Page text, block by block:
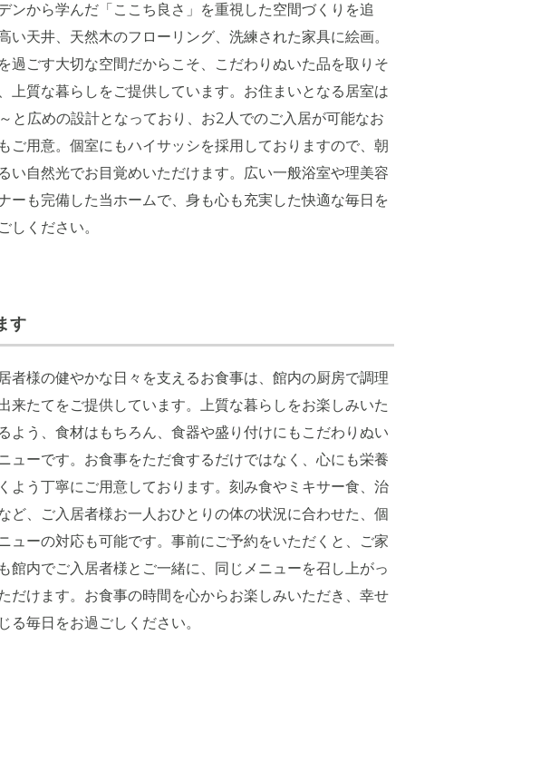
ンから学んだ「ここち良さ」を重視した空間づくりを追
い天井、天然木のフローリング、洗練された家具に絵画。
過ごす大切な空間だからこそ、こだわりぬいた品を取りそ
上質な暮らしをご提供しています。お住まいとなる居室は
と広めの設計となっており、お2人でのご入居が可能なお
ご用意。個室にもハイサッシを採用しておりますので、朝
い自然光でお目覚めいただけます。広い一般浴室や理美容
ーも完備した当ホームで、身も心も充実した快適な毎日を
しください。
す
者様の健やかな日々を支えるお食事は、館内の厨房で調理
来たてをご提供しています。上質な暮らしをお楽しみいた
よう、食材はもちろん、食器や盛り付けにもこだわりぬい
ューです。お食事をただ食するだけではなく、心にも栄養
よう丁寧にご用意しております。刻み食やミキサー食、治
ど、ご入居者様お一人おひとりの体の状況に合わせた、個
ューの対応も可能です。事前にご予約をいただくと、ご家
館内でご入居者様とご一緒に、同じメニューを召し上がっ
だけます。お食事の時間を心からお楽しみいただき、幸せ
る毎日をお過ごしください。